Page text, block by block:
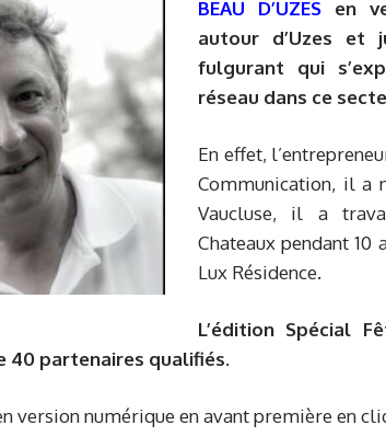
BEAU D’UZES en
autour d’Uzes et
fulgurant qui
réseau dans ce
En effet,
Communication, il a
Vaucluse, il a
Chateaux pendant
Lux Résidence.
L’édition Spécial
40 partenaires qualifiés.
version numérique en avant première en